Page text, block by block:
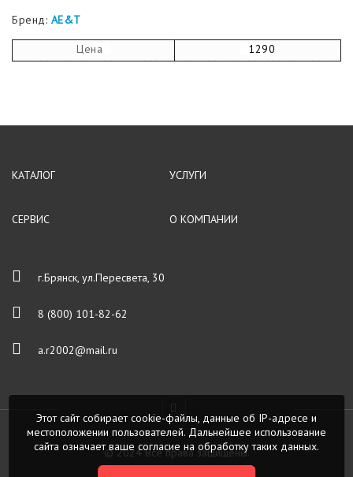
Бренд: AE&T
Цена 1290
КАТАЛОГ УСЛУГИ
СЕРВИС О КОМПАНИИ
г.Брянск, ул.Пересвета, 30
8 (800) 101-82-62
a.r2002@mail.ru
© 2024 Все права защищены.
Этот сайт собирает cookie-файлы, данные об IP-адресе и
местоположении пользователей. Дальнейшее использование
сайта означает ваше согласие на обработку таких данных.